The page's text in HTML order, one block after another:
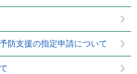
防支援の指定申請について